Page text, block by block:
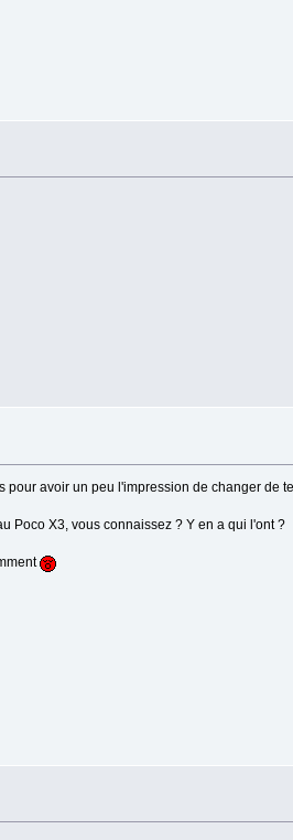
pour avoir un peu l'impression de changer de
Poco X3, vous connaissez ? Y en a qui l'ont ?